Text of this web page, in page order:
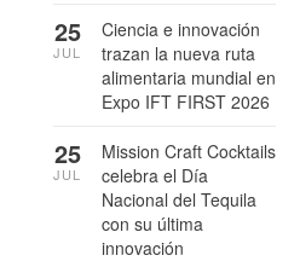
Ciencia e innovación
trazan la nueva ruta
alimentaria mundial en
Expo IFT FIRST 2026
25
JUL
Mission Craft Cocktails
celebra el Día
Nacional del Tequila
con su última
innovación
25
JUL